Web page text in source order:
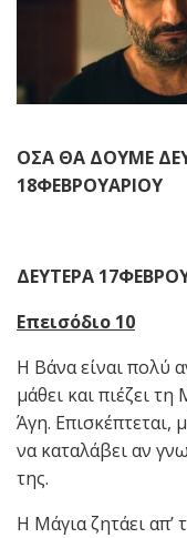
ΟΣΑ ΘΑ ΔΟΥΜΕ
18ΦΕΒΡΟΥΑΡΙΟΥ
ΔΕΥΤΕΡΑ
Επεισόδιο 10
Η Βάνα είναι πολύ
μάθει και πιέζει
Άγη. Επισκέπτεται,
να καταλάβει αν
της.
Η Μάγια ζητάει απ’